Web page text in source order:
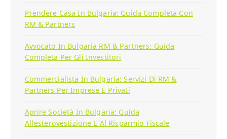
Prendere Casa In Bulgaria: Guida Completa Con
RM & Partners
Avvocato In Bulgaria RM & Partners: Guida
Completa Per Gli Investitori
Commercialista In Bulgaria: Servizi Di RM &
Partners Per Imprese E Privati
Aprire Società In Bulgaria: Guida
All’esterovestizione E Al Risparmio Fiscale